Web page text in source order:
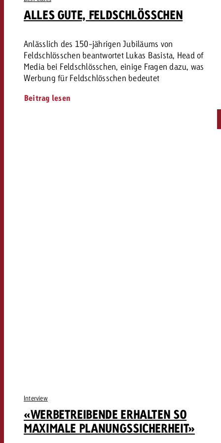
ALLES GUTE, FELDSCHLÖSSCHEN
Anlässlich des 150-jährigen Jubiläums von
Feldschlösschen beantwortet Lukas Basista, Head of
Media bei Feldschlösschen, einige Fragen dazu, was
Werbung für Feldschlösschen bedeutet
Beitrag lesen
Interview
«WERBETREIBENDE ERHALTEN SO
MAXIMALE PLANUNGSSICHERHEIT»